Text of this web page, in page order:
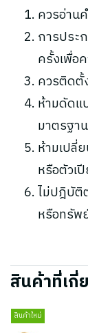
ควรอ่าน
การประ
ครั้งเพื่อ
ควรติดตั้
ห้ามดัดแ
มาตรฐาน
ห้ามเปลี่
หรือตัวเ
ไม่ปฎิบัติ
หรือทรัพ
สินค้าที่เกี่
สินค้าใหม่